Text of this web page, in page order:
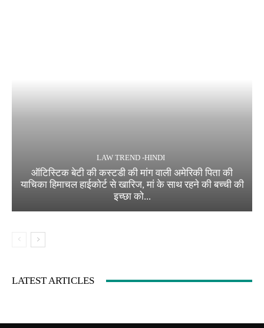
LAW TREND -HINDI
ऑटिस्टिक बेटी की कस्टडी की मांग वाली अमेरिकी पिता की
याचिका हिमाचल हाईकोर्ट से खारिज, मां के साथ रहने की बच्ची की
इच्छा को...
LATEST ARTICLES